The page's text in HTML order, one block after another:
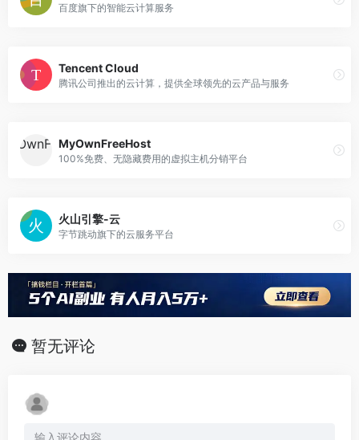
百度旗下的智能云计算服务
Tencent Cloud
腾讯公司推出的云计算，提供全球领先的云产品与服务
MyOwnFreeHost
100%免费、无隐藏费用的虚拟主机分销平台
火山引擎-云
字节跳动旗下的云服务平台
暂无评论